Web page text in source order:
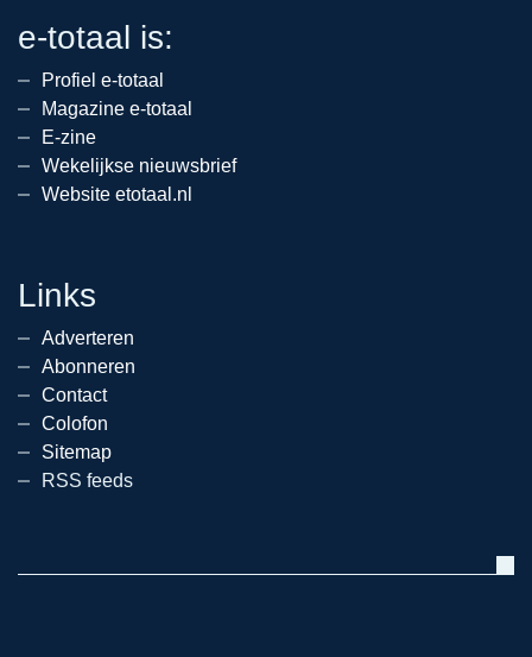
e-totaal is:
Profiel e-totaal
Magazine e-totaal
E-zine
Wekelijkse nieuwsbrief
Website etotaal.nl
Links
Adverteren
Abonneren
Contact
Colofon
Sitemap
RSS feeds